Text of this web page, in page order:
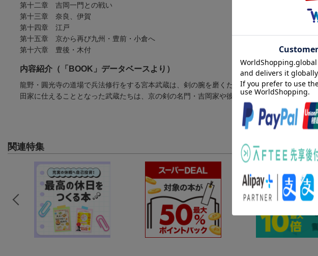
第十二章 吉岡一門との戦い
第十三章 奈良、伊賀
第十四章 江戸
第十五章 京から再び九州・豊前・小倉へ
第十六章 豊後・木付
内容紹介（「BOOK」データベースより）
龍野・圓光寺の道場で兵法修行をする宮本武蔵は、剣の腕を磨くために参戦した伏見城攻め
田家に仕えることとなった武蔵たちは、京の剣の名門・吉岡家や彼らに襲いかかる柳生一門
関連特集